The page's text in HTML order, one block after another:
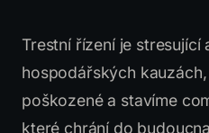
Trestní řízení je stresující
hospodářských
poškozené a stavíme
které chrání do